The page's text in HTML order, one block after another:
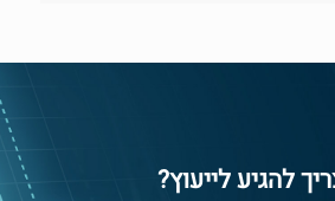
להגיע לייעוץ?